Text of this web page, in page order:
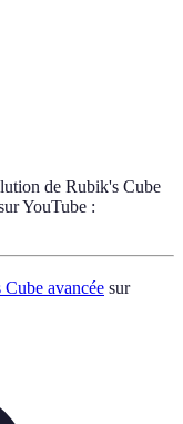
de Rubik's Cube
YouTube :
avancée sur